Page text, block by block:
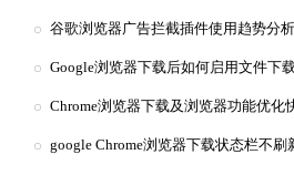
谷歌浏览器广告拦截插件使用趋势分析
Google浏览器下载后如何启用文件下
google Chrome浏览器下载状态栏不刷